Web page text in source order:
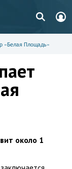
«Белая Площадь»
около 1